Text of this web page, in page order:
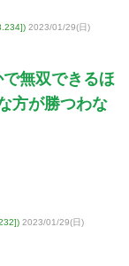
2023/01/29(日)
無双できるほ
方が勝つわな
2023/01/29(日)